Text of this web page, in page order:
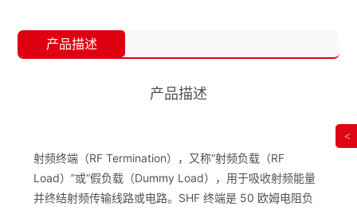
产品描述
产品描述
射频终端（RF Termination），又称“射频负载（RF
Load）”或“假负载（Dummy Load），用于吸收射频能量
并终结射频传输线路或电路。SHF 终端是 50 欧姆电阻负
<